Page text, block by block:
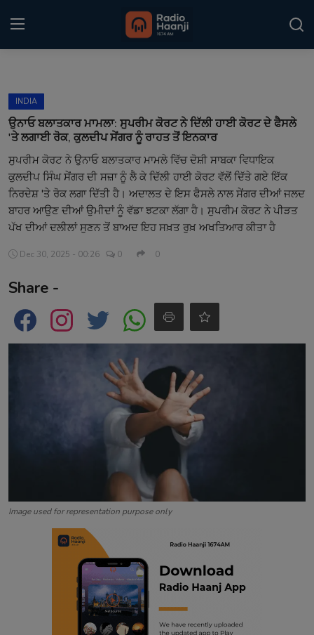
Home
Punjabi Podcast
Kitaab Kahani
Gallery
Contact
INDIA
ਉਨਾਓ ਬਲਾਤਕਾਰ ਮਾਮਲਾ: ਸੁਪਰੀਮ ਕੋਰਟ ਨੇ ਦਿੱਲੀ ਹਾਈ ਕੋਰਟ ਦੇ ਫੈਸਲੇ
'ਤੇ ਲਗਾਈ ਰੋਕ, ਕੁਲਦੀਪ ਸੇਂਗਰ ਨੂੰ ਰਾਹਤ ਤੋਂ ਇਨਕਾਰ
ਸੁਪਰੀਮ ਕੋਰਟ ਨੇ ਉਨਾਓ ਬਲਾਤਕਾਰ ਮਾਮਲੇ ਵਿੱਚ ਦੋਸ਼ੀ ਸਾਬਕਾ ਵਿਧਾਇਕ
ਕੁਲਦੀਪ ਸਿੰਘ ਸੇਂਗਰ ਦੀ ਸਜ਼ਾ ਨੂੰ ਲੈ ਕੇ ਦਿੱਲੀ ਹਾਈ ਕੋਰਟ ਵੱਲੋਂ ਦਿੱਤੇ ਗਏ ਇੱਕ
ਨਿਰਦੇਸ਼ 'ਤੇ ਰੋਕ ਲਗਾ ਦਿੱਤੀ ਹੈ। ਅਦਾਲਤ ਦੇ ਇਸ ਫੈਸਲੇ ਨਾਲ ਸੇਂਗਰ ਦੀਆਂ ਜਲਦ
ਬਾਹਰ ਆਉਣ ਦੀਆਂ ਉਮੀਦਾਂ ਨੂੰ ਵੱਡਾ ਝਟਕਾ ਲੱਗਾ ਹੈ। ਸੁਪਰੀਮ ਕੋਰਟ ਨੇ ਪੀੜਤ
ਪੱਖ ਦੀਆਂ ਦਲੀਲਾਂ ਸੁਣਨ ਤੋਂ ਬਾਅਦ ਇਹ ਸਖ਼ਤ ਰੁਖ਼ ਅਖਤਿਆਰ ਕੀਤਾ ਹੈ
Dec 30, 2025 - 00:26 0 0
Share -
Image used for representation purpose only